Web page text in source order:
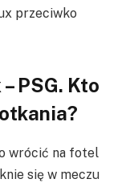
przeciwko
PSG. Kto
wrócić na fotel
się w meczu